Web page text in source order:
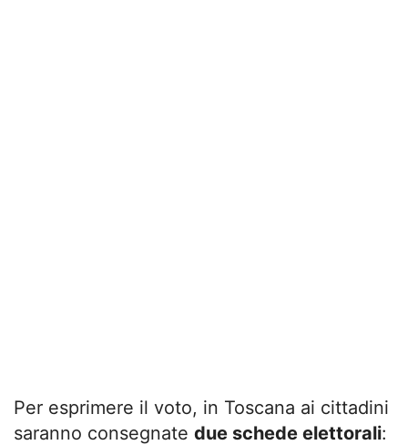
Per esprimere il voto, in Toscana ai cittadini
saranno consegnate due schede elettorali: